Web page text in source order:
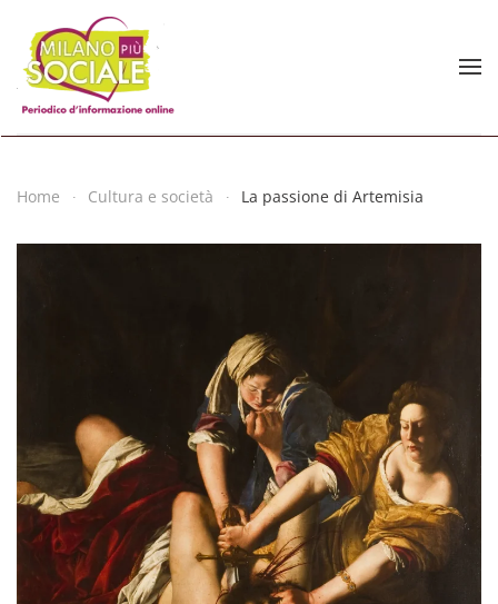
Skip to main content
Home Cultura e società La passione di Artemisia